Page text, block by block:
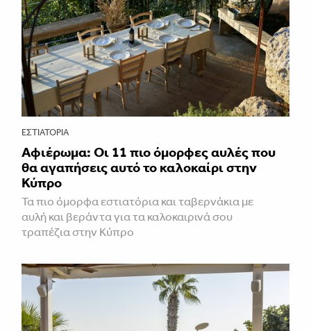
ΕΣΤΙΑΤΌΡΙΑ
Αφιέρωμα: Οι 11 πιο όμορφες αυλές που
θα αγαπήσεις αυτό το καλοκαίρι στην
Κύπρο
Τα πιο όμορφα εστιατόρια και ταβερνάκια με
αυλή και βεράντα για τα καλοκαιρινά σου
τραπέζια στην Κύπρο